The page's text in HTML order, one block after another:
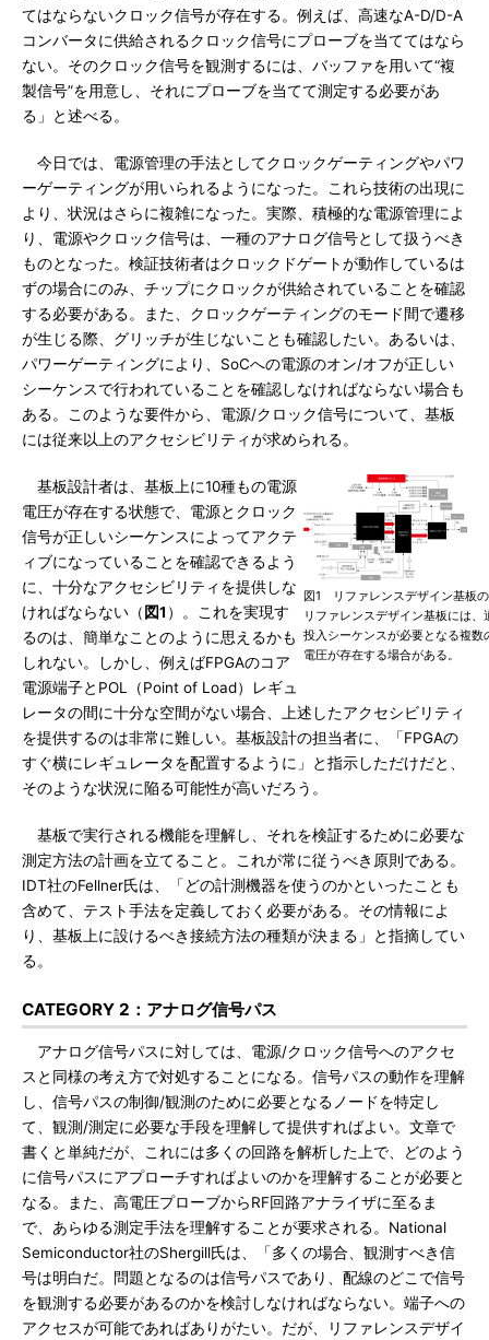
てはならないクロック信号が存在する。例えば、高速なA-D/D-A
コンバータに供給されるクロック信号にプローブを当ててはなら
ない。そのクロック信号を観測するには、バッファを用いて“複
製信号”を用意し、それにプローブを当てて測定する必要があ
る」と述べる。
今日では、電源管理の手法としてクロックゲーティングやパワ
ーゲーティングが用いられるようになった。これら技術の出現に
より、状況はさらに複雑になった。実際、積極的な電源管理によ
り、電源やクロック信号は、一種のアナログ信号として扱うべき
ものとなった。検証技術者はクロックドゲートが動作しているは
ずの場合にのみ、チップにクロックが供給されていることを確認
する必要がある。また、クロックゲーティングのモード間で遷移
が生じる際、グリッチが生じないことも確認したい。あるいは、
パワーゲーティングにより、SoCへの電源のオン/オフが正しい
シーケンスで行われていることを確認しなければならない場合も
ある。このような要件から、電源/クロック信号について、基板
には従来以上のアクセシビリティが求められる。
図1 リファレンスデザイン基
リファレンスデザイン基板には、
投入シーケンスが必要となる複数
電圧が存在する場合がある。
基板設計者は、基板上に10種もの電源
電圧が存在する状態で、電源とクロック
信号が正しいシーケンスによってアクテ
ィブになっていることを確認できるよう
に、十分なアクセシビリティを提供しな
ければならない（ 図1 ）。これを実現す
るのは、簡単なことのように思えるかも
しれない。しかし、例えばFPGAのコア
電源端子とPOL（Point of Load）レギュ
レータの間に十分な空間がない場合、上述したアクセシビリティ
を提供するのは非常に難しい。基板設計の担当者に、「FPGAの
すぐ横にレギュレータを配置するように」と指示しただけだと、
そのような状況に陥る可能性が高いだろう。
基板で実行される機能を理解し、それを検証するために必要な
測定方法の計画を立てること。これが常に従うべき原則である。
IDT社のFellner氏は、「どの計測機器を使うのかといったことも
含めて、テスト手法を定義しておく必要がある。その情報によ
り、基板上に設けるべき接続方法の種類が決まる」と指摘してい
る。
CATEGORY 2：アナログ信号パス
アナログ信号パスに対しては、電源/クロック信号へのアクセ
スと同様の考え方で対処することになる。信号パスの動作を理解
し、信号パスの制御/観測のために必要となるノードを特定し
て、観測/測定に必要な手段を理解して提供すればよい。文章で
書くと単純だが、これには多くの回路を解析した上で、どのよう
に信号パスにアプローチすればよいのかを理解することが必要と
なる。また、高電圧プローブからRF回路アナライザに至るま
で、あらゆる測定手法を理解することが要求される。National
Semiconductor社のShergill氏は、「多くの場合、観測すべき信
号は明白だ。問題となるのは信号パスであり、配線のどこで信号
を観測する必要があるのかを検討しなければならない。端子への
アクセスが可能であればありがたい。だが、リファレンスデザイ